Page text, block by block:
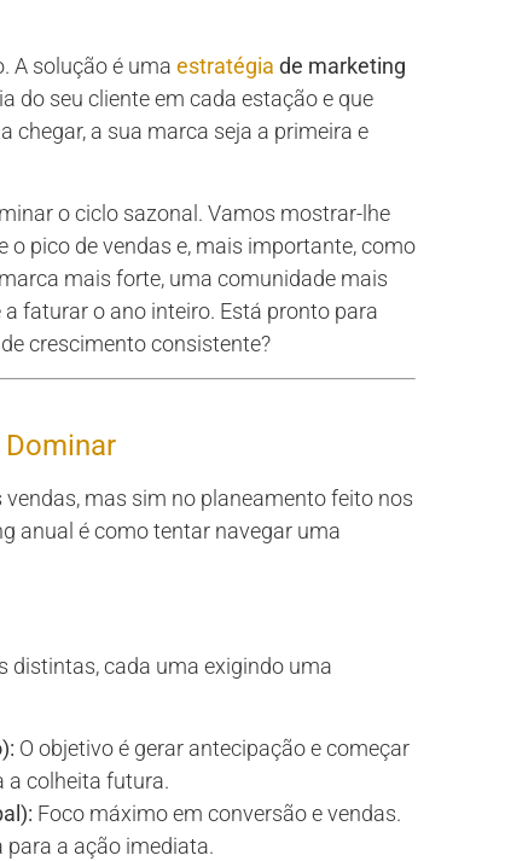
A solução é uma estratégia de marketing
do seu cliente em cada estação e que
chegar, a sua marca seja a primeira e
o ciclo sazonal. Vamos mostrar-lhe
pico de vendas e, mais importante, como
mais forte, uma comunidade mais
faturar o ano inteiro. Está pronto para
crescimento consistente?
mas sim no planeamento feito nos
anual é como tentar navegar uma
distintas, cada uma exigindo uma
O objetivo é gerar antecipação e começar
a colheita futura.
Foco máximo em conversão e vendas.
a ação imediata.